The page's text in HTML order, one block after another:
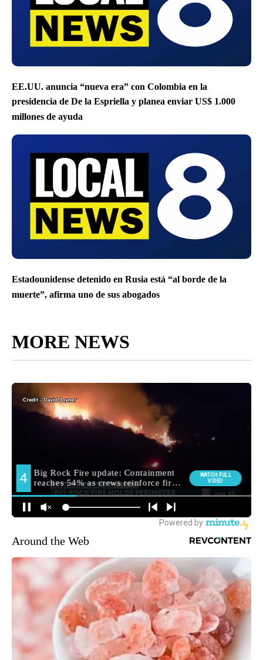
EE.UU. anuncia “nueva era” con Colombia en la
presidencia de De la Espriella y planea enviar US$ 1.000
millones de ayuda
Estadounidense detenido en Rusia está “al borde de la
muerte”, afirma uno de sus abogados
MORE NEWS
Around the Web